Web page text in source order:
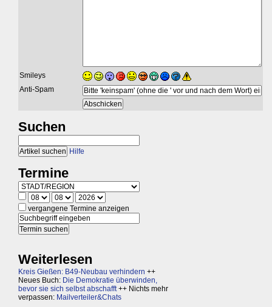
Smileys
Anti-Spam
Suchen
Hilfe
Termine
vergangene Termine anzeigen
Weiterlesen
Kreis Gießen: B49-Neubau verhindern ++
Neues Buch: Die Demokratie überwinden,
bevor sie sich selbst abschafft++ Nichts mehr
verpassen: Mailverteiler&Chats